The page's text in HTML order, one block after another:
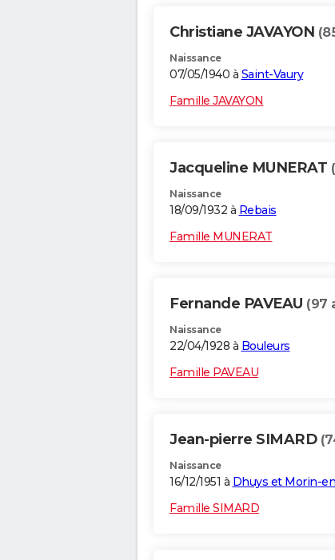
Christiane JAVAYON
Naissance
07/05/1940 à Saint-Vaury
Famille JAVAYON
Jacqueline MUNERAT
Naissance
18/09/1932 à Rebais
Famille MUNERAT
Fernande PAVEAU (97
Naissance
22/04/1928 à Bouleurs
Famille PAVEAU
Jean-pierre SIMARD
Naissance
16/12/1951 à Dhuys et Morin-
Famille SIMARD